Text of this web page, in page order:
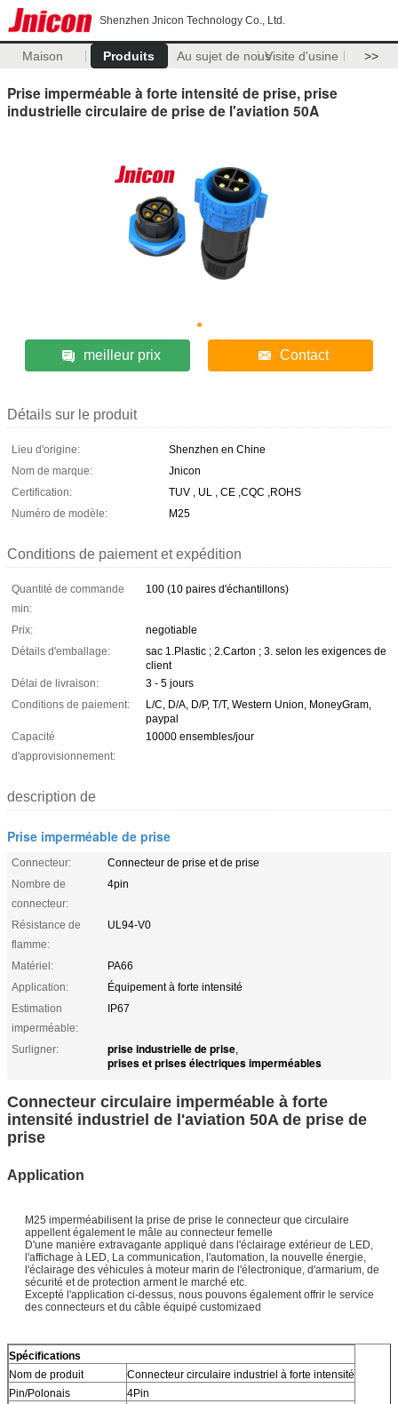
Shenzhen Jnicon Technology Co., Ltd.
Maison Produits Au sujet de nousVisite d'usine >>
Prise imperméable à forte intensité de prise, prise
industrielle circulaire de prise de l'aviation 50A
meilleur prix Contact
Détails sur le produit
Lieu d'origine:
Shenzhen en Chine
Nom de marque:
Jnicon
Certification:
TUV , UL , CE ,CQC ,ROHS
Numéro de modèle:
M25
Conditions de paiement et expédition
Quantité de commande
min:
100 (10 paires d'échantillons)
Prix:
negotiable
Détails d'emballage:
sac 1.Plastic ; 2.Carton ; 3. selon les exigences de
client
Délai de livraison:
3 - 5 jours
Conditions de paiement:
L/C, D/A, D/P, T/T, Western Union, MoneyGram,
paypal
Capacité
d'approvisionnement:
10000 ensembles/jour
description de
Prise imperméable de prise
Connecteur:
Connecteur de prise et de prise
Nombre de
connecteur:
4pin
Résistance de
flamme:
UL94-V0
Matériel:
PA66
Application:
Équipement à forte intensité
Estimation
imperméable:
IP67
Surligner: prise industrielle de prise,
prises et prises électriques imperméables
Connecteur circulaire imperméable à forte
intensité industriel de l'aviation 50A de prise de
prise
Application
M25 imperméabilisent la prise de prise le connecteur que circulaire
appellent également le mâle au connecteur femelle
D'une manière extravagante appliqué dans l'éclairage extérieur de LED,
l'affichage à LED, La communication, l'automation, la nouvelle énergie,
l'éclairage des véhicules à moteur marin de l'électronique, d'armarium, de
sécurité et de protection arment le marché etc.
Excepté l'application ci-dessus, nous pouvons également offrir le service
des connecteurs et du câble équipé customizaed
Spécifications
Nom de produit
Connecteur circulaire industriel à forte intensité
Pin/Polonais
4Pin